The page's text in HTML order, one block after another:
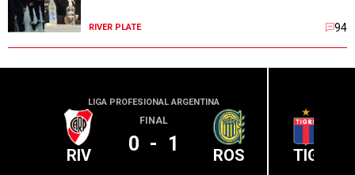
RIVER PLATE 94
LIGA PROFESIONAL ARGENTINA
RIV
FINAL
0 - 1 ROS TIG